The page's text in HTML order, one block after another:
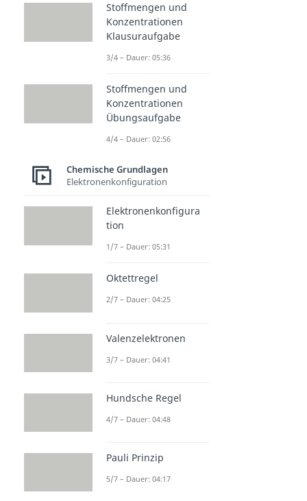
Stoffmengen und
Konzentrationen
Klausuraufgabe
3/4 – Dauer: 05:36
Stoffmengen und
Konzentrationen
Übungsaufgabe
4/4 – Dauer: 02:56
Chemische Grundlagen
Elektronenkonfiguration
Elektronenkonfigura
tion
1/7 – Dauer: 05:31
Oktettregel
2/7 – Dauer: 04:25
Valenzelektronen
3/7 – Dauer: 04:41
Hundsche Regel
4/7 – Dauer: 04:48
Pauli Prinzip
5/7 – Dauer: 04:17